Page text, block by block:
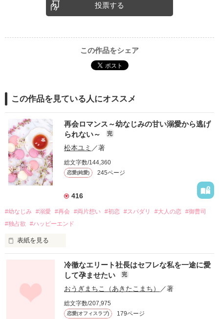
投票する
この作品をシェア
この作品を見ている人にオススメ
再会ロマンス～幼なじみの甘い溺愛から逃げ
られない～
完
松本ユミ ／著
総文字数/144,360
恋愛(純愛) 245ページ
416
#幼なじみ #溺愛 #再会 #両片想い #初恋 #スパダリ #大人の恋 #御曹司
#独占欲
#ハッピーエンド
表紙を見る
幼なじみの哲平に淡い恋心を抱いていた美桜。
しかし、ある出来事をきっかけに二人の関係は壊れてしまう。
関係修復もできないまま、美桜は両親の離婚によって
引っ越すことになり、哲平とも離れ離れになった。
冷徹なエリート社長はセフレな私を一途に愛
して孕ませたい
完
おうぎまちこ（あきたこまち） ／著
総文字数/207,975
恋愛(オフィスラブ) 179ページ